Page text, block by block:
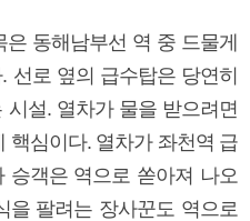
동해남부선 역 중 드물게
선로 옆의 급수탑은 당연히
설. 열차가 물을 받으려면
핵심이다. 열차가 좌천역 급
객은 역으로 쏟아져 나오
을 팔려는 장사꾼도 역으로